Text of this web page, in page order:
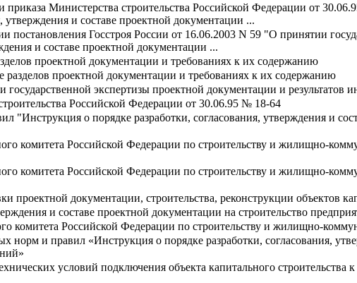
приказа Министерства строительства Российской Федерации от
и составе проектной документации ...
постановления Госстроя России от 16.06.2003 N 59 "О принятии
и составе проектной документации ...
проектной документации и требованиях к их содержанию
разделов проектной документации и требованиях к их содержанию
экспертизы проектной документации и результатов
Российской Федерации от 30.06.95 № 18-64
"Инструкция о порядке разработки, согласования, утверждения и
комитета Российской Федерации по строительству и жилищно-
комитета Российской Федерации по строительству и жилищно-
документации, строительства, реконструкции объектов
и составе проектной документации на строительство
комитета Российской Федерации по строительству и жилищно-
норм и правил «Инструкция о порядке разработки, согласования,
условий подключения объекта капитального строительства